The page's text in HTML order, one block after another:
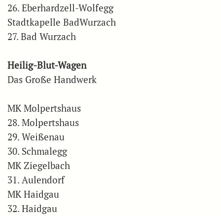
26. Eberhardzell-Wolfegg
Stadtkapelle BadWurzach
27. Bad Wurzach
Heilig-Blut-Wagen
Das Große Handwerk
MK Molpertshaus
28. Molpertshaus
29. Weißenau
30. Schmalegg
MK Ziegelbach
31. Aulendorf
MK Haidgau
32. Haidgau